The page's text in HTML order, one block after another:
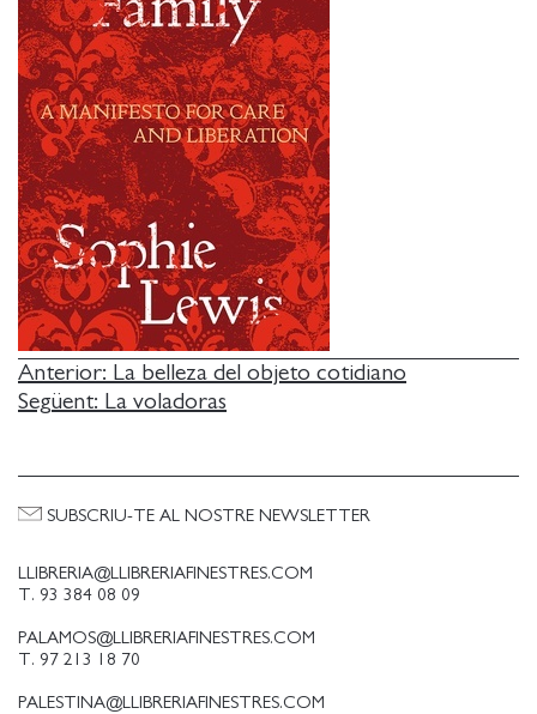
NAVEGACIÓ
D'ENTRADES
Anterior: La belleza del objeto cotidiano
Següent: La voladoras
LLIBRERIA@LLIBRERIAFINESTRES.COM
T. 93 384 08 09
PALAMOS@LLIBRERIAFINESTRES.COM
T. 97 213 18 70
PALESTINA@LLIBRERIAFINESTRES.COM
SUBSCRIU-TE AL NOSTRE NEWSLETTER